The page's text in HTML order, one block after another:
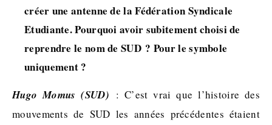
créer une antenne de la Fédération Syndicale
Etudiante. Pourquoi avoir subitement choisi de
reprendre le nom de SUD ? Pour le symbole
uniquement ?
Hugo Momus (SUD) : C’est vrai que l’histoire des
mouvements de SUD les années précédentes étaient